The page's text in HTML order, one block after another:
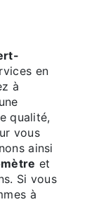
en
à
qualité,
vous
ainsi
et
Si vous
à